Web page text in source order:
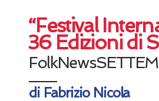
“Festival
36 Edizioni di
di Fabrizio Nicola